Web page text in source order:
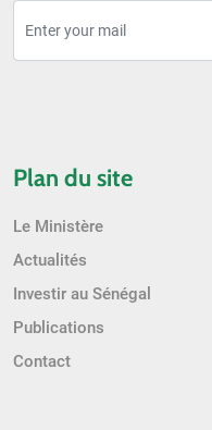
Plan du site
Le Ministère
Actualités
Investir au Sénégal
Publications
Contact